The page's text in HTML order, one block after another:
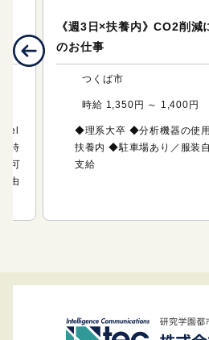
時
可
由
《週3日×扶養内》CO2削減
のお仕事
つくば市
時給 1,350円 ～ 1,400円
◆理系大卒 ◆分析機器の使
扶養内 ◆駐車場あり／服装
支給